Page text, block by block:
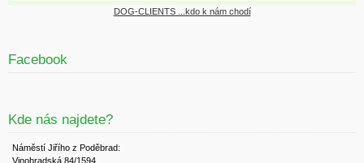
DOG-CLIENTS ...kdo k nám chodí
Facebook
Kde nás najdete?
Náměstí Jiřího z Poděbrad:
Vinohradská 84/1594